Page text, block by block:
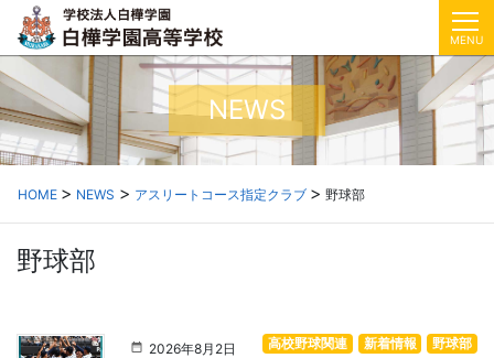
MENU
NEWS
HOME NEWS アスリートコース指定クラブ 野球部
野球部
2026年8月2日 野球部
新着情報
高校野球関連